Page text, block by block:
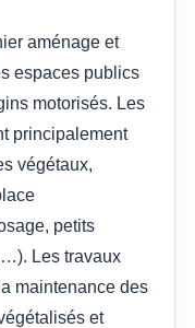
aménage et
espaces publics
motorisés. Les
principalement
végétaux,
petits
Les travaux
maintenance des
et